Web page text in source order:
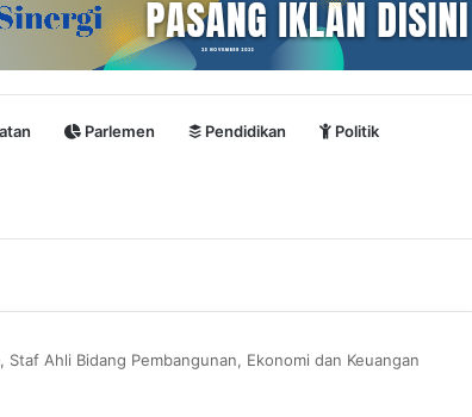
Parlemen Pendidikan Politik
Staf Ahli Bidang Pembangunan, Ekonomi dan Keuangan